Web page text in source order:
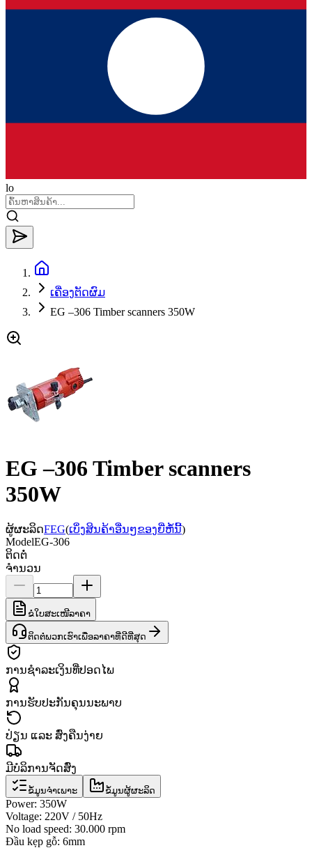
lo
ເຄື່ອງຕັດຜົມ
EG –306 Timber scanners 350W
EG –306 Timber scanners
350W
ຜູ້ຜະລິດFEG(ເບິ່ງສິນຄ້າອື່ນໆຂອງຍີ່ຫໍ້ນີ້)
ModelEG-306
ຕິດຕໍ່
ຈຳນວນ
ຂໍໃບສະເໜີລາຄາ
ຕິດຕໍ່ພວກເຮົາເພື່ອລາຄາທີ່ດີທີ່ສຸດ
ການຊຳລະເງິນທີ່ປອດໄພ
ການຮັບປະກັນຄຸນນະພາບ
ປ່ຽນ ແລະ ສົ່ງຄືນງ່າຍ
ມີບໍລິການຈັດສົ່ງ
ຂໍ້ມູນຈຳເພາະ ຂໍ້ມູນຜູ້ຜະລິດ
Power: 350W
Voltage: 220V / 50Hz
No load speed: 30.000 rpm
Đầu kẹp gỗ: 6mm